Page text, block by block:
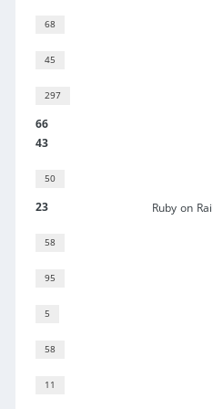
68
45
297
66
43
50
23
58
95
5
58
11